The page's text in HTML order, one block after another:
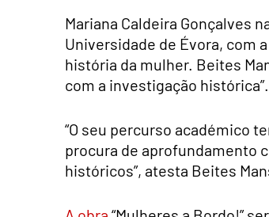
Mariana Caldeira Gonçalves
Universidade de Évora, com
história da mulher. Beites
com a investigação histórica”.
“O seu percurso académico
procura de aprofundamento
históricos”, atesta Beites